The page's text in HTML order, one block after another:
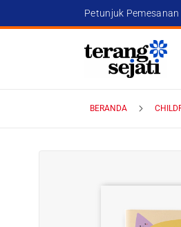
Petunjuk Pemesanan
BERANDA